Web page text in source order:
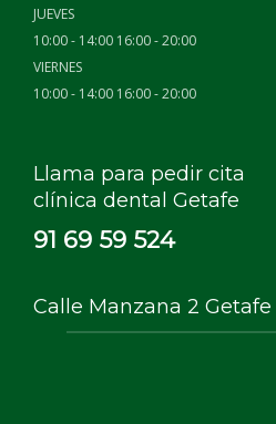
JUEVES
10:00 - 14:00 16:00 - 20:00
VIERNES
10:00 - 14:00 16:00 - 20:00
Llama para pedir cita
clínica dental Getafe
91 69 59 524
Calle Manzana 2